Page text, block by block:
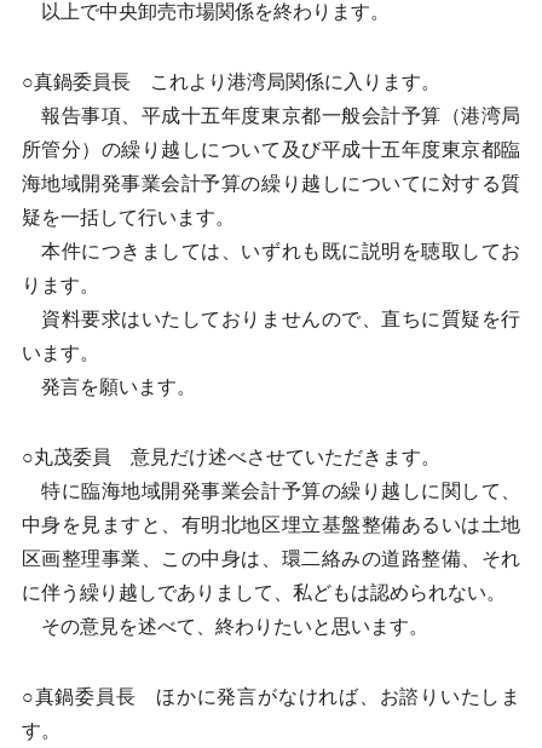
以上で中央卸売市場関係を終わります。
○真鍋委員長 これより港湾局関係に入ります。
報告事項、平成十五年度東京都一般会計予算（港湾局
所管分）の繰り越しについて及び平成十五年度東京都臨
海地域開発事業会計予算の繰り越しについてに対する質
疑を一括して行います。
本件につきましては、いずれも既に説明を聴取してお
ります。
資料要求はいたしておりませんので、直ちに質疑を行
います。
発言を願います。
○丸茂委員 意見だけ述べさせていただきます。
特に臨海地域開発事業会計予算の繰り越しに関して、
中身を見ますと、有明北地区埋立基盤整備あるいは土地
区画整理事業、この中身は、環二絡みの道路整備、それ
に伴う繰り越しでありまして、私どもは認められない。
その意見を述べて、終わりたいと思います。
○真鍋委員長 ほかに発言がなければ、お諮りいたしま
す。